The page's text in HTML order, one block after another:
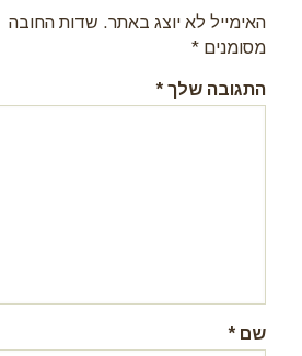
האימייל לא יוצג באתר. שדות החובה
מסומנים *
התגובה שלך *
שם *